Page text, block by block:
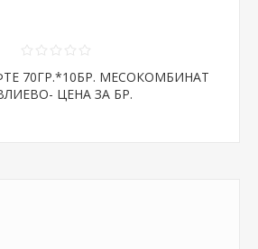
70ГР.*10БР. МЕСОКОМБИНАТ
ЦЕНА ЗА БР.